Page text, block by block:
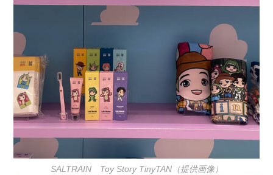
SALTRAIN Toy Story TinyTAN（提供画像）